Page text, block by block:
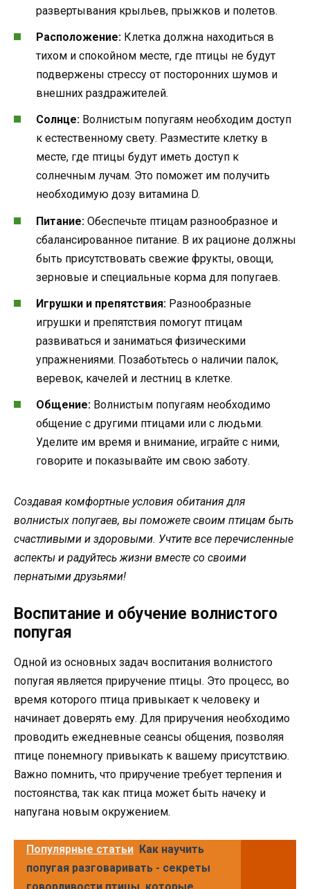
развертывания крыльев, прыжков и полетов.
Расположение: Клетка должна находиться в
тихом и спокойном месте, где птицы не будут
подвержены стрессу от посторонних шумов и
внешних раздражителей.
Солнце: Волнистым попугаям необходим доступ
к естественному свету. Разместите клетку в
месте, где птицы будут иметь доступ к
солнечным лучам. Это поможет им получить
необходимую дозу витамина D.
Питание: Обеспечьте птицам разнообразное и
сбалансированное питание. В их рационе должны
быть присутствовать свежие фрукты, овощи,
зерновые и специальные корма для попугаев.
Игрушки и препятствия: Разнообразные
игрушки и препятствия помогут птицам
развиваться и заниматься физическими
упражнениями. Позаботьтесь о наличии палок,
веревок, качелей и лестниц в клетке.
Общение: Волнистым попугаям необходимо
общение с другими птицами или с людьми.
Уделите им время и внимание, играйте с ними,
говорите и показывайте им свою заботу.
Создавая комфортные условия обитания для
волнистых попугаев, вы поможете своим птицам быть
счастливыми и здоровыми. Учтите все перечисленные
аспекты и радуйтесь жизни вместе со своими
пернатыми друзьями!
Воспитание и обучение волнистого
попугая
Одной из основных задач воспитания волнистого
попугая является приручение птицы. Это процесс, во
время которого птица привыкает к человеку и
начинает доверять ему. Для приручения необходимо
проводить ежедневные сеансы общения, позволяя
птице понемногу привыкать к вашему присутствию.
Важно помнить, что приручение требует терпения и
постоянства, так как птица может быть начеку и
напугана новым окружением.
Популярные статьи Как научить
попугая разговаривать - секреты